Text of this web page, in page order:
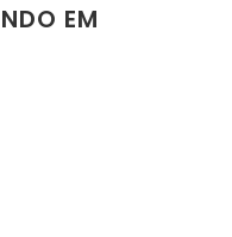
EM